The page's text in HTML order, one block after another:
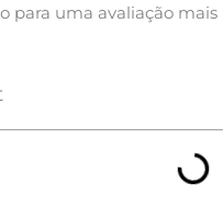
para uma avaliação mais